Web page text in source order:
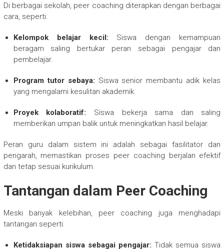
Di berbagai sekolah, peer coaching diterapkan dengan berbagai
cara, seperti:
Kelompok belajar kecil: Siswa dengan kemampuan
beragam saling bertukar peran sebagai pengajar dan
pembelajar.
Program tutor sebaya: Siswa senior membantu adik kelas
yang mengalami kesulitan akademik.
Proyek kolaboratif: Siswa bekerja sama dan saling
memberikan umpan balik untuk meningkatkan hasil belajar.
Peran guru dalam sistem ini adalah sebagai fasilitator dan
pengarah, memastikan proses peer coaching berjalan efektif
dan tetap sesuai kurikulum.
Tantangan dalam Peer Coaching
Meski banyak kelebihan, peer coaching juga menghadapi
tantangan seperti:
Ketidaksiapan siswa sebagai pengajar: Tidak semua siswa